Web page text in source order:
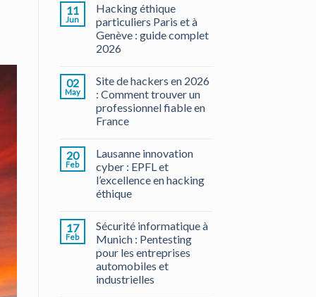
11
Jun
Hacking éthique
particuliers Paris et à
Genève : guide complet
2026
02
May
Site de hackers en 2026
: Comment trouver un
professionnel fiable en
France
20
Feb
Lausanne innovation
cyber : EPFL et
l’excellence en hacking
éthique
17
Feb
Sécurité informatique à
Munich : Pentesting
pour les entreprises
automobiles et
industrielles